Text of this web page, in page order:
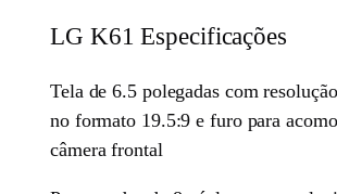
LG K61 Especificações
Tela de 6.5 polegadas com
no formato 19.5:9 e furo para
câmera frontal